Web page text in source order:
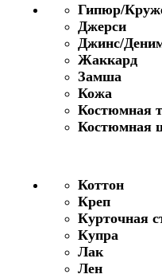
Гипюр/
Джерси
Джинс/
Жаккард
Замша
Кожа
Костюмная
Костюмная
Коттон
Креп
Курточная
Купра
Лак
Лен